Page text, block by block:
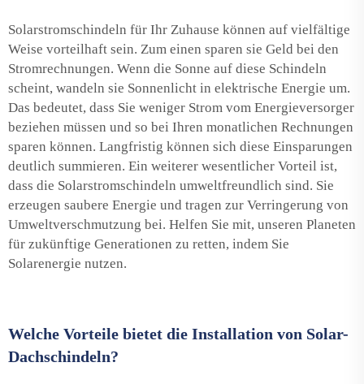
Solarstromschindeln für Ihr Zuhause können auf vielfältige
Weise vorteilhaft sein. Zum einen sparen sie Geld bei den
Stromrechnungen. Wenn die Sonne auf diese Schindeln
scheint, wandeln sie Sonnenlicht in elektrische Energie um.
Das bedeutet, dass Sie weniger Strom vom Energieversorger
beziehen müssen und so bei Ihren monatlichen Rechnungen
sparen können. Langfristig können sich diese Einsparungen
deutlich summieren. Ein weiterer wesentlicher Vorteil ist,
dass die Solarstromschindeln umweltfreundlich sind. Sie
erzeugen saubere Energie und tragen zur Verringerung von
Umweltverschmutzung bei. Helfen Sie mit, unseren Planeten
für zukünftige Generationen zu retten, indem Sie
Solarenergie nutzen.
Welche Vorteile bietet die Installation von Solar-
Dachschindeln?